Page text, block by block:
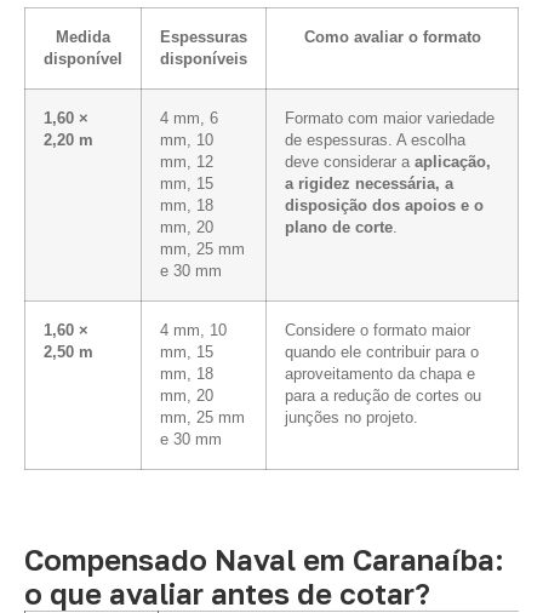
Medida
disponível
Espessuras
disponíveis
Como avaliar o formato
1,60 ×
2,20 m
4 mm, 6
mm, 10
mm, 12
mm, 15
mm, 18
mm, 20
mm, 25 mm
e 30 mm
Formato com maior variedade
de espessuras. A escolha
deve considerar a aplicação,
a rigidez necessária, a
disposição dos apoios e o
plano de corte.
1,60 ×
2,50 m
4 mm, 10
mm, 15
mm, 18
mm, 20
mm, 25 mm
e 30 mm
Considere o formato maior
quando ele contribuir para o
aproveitamento da chapa e
para a redução de cortes ou
junções no projeto.
Compensado Naval em Caranaíba:
o que avaliar antes de cotar?